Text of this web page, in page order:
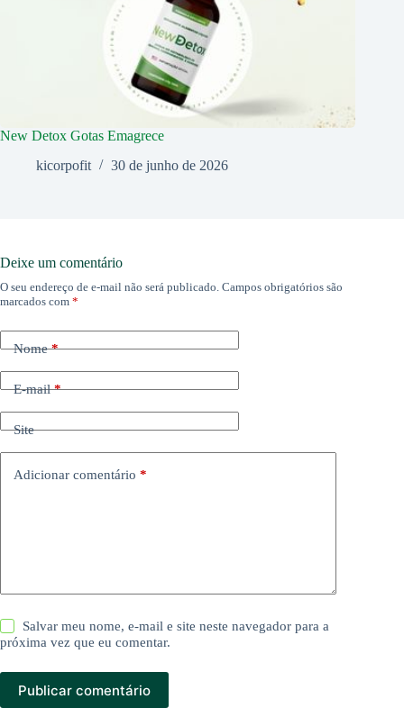
New Detox Gotas Emagrece
kicorpofit
30 de junho de 2026
Deixe um comentário
O seu endereço de e-mail não será publicado. Campos obrigatórios são
marcados com *
Nome*
E-mail*
Site
Adicionar comentário *
Salvar meu nome, e-mail e site neste navegador para a
próxima vez que eu comentar.
Publicar comentário